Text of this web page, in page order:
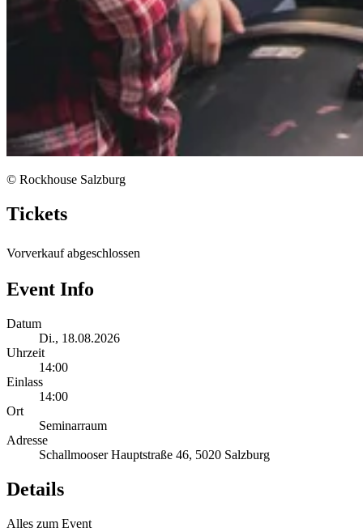
© Rockhouse Salzburg
Tickets
Vorverkauf abgeschlossen
Event Info
Datum
Di., 18.08.2026
Uhrzeit
14:00
Einlass
14:00
Ort
Seminarraum
Adresse
Schallmooser Hauptstraße 46, 5020 Salzburg
Details
Alles zum Event